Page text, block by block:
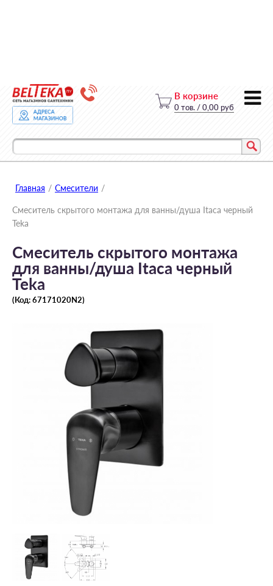
В корзине
Главная / Смесители /
Смеситель скрытого монтажа для ванны/душа Itaca черный
Teka
Смеситель скрытого монтажа
для ванны/душа Itaca черный
Teka
(Код:67171020N2)